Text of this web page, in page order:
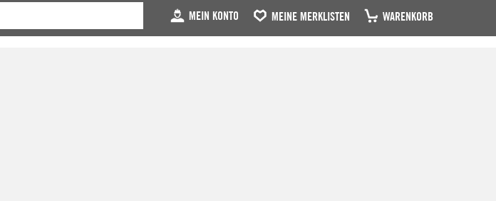
MEIN KONTO MEINE MERKLISTEN WARENKORB